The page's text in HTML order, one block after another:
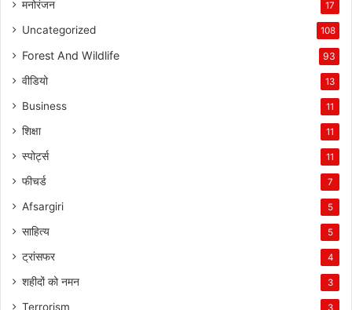
मनोरंजन 17
Uncategorized 108
Forest And Wildlife 93
वीडियो 13
Business 11
शिक्षा 11
स्पोर्ट्स 11
फीचर्ड 7
Afsargiri 5
साहित्य 5
ट्रांसफर 4
शहीदों को नमन 3
Terrorism 3